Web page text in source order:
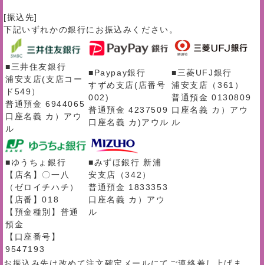
[振込先]
下記いずれかの銀行にお振込みください。
■三井住友銀行
浦安支店(支店コー
ド549）
普通預金 6944065
口座名義 カ）アウ
ル
■Paypay銀行
すずめ支店(店番号
002)
普通預金 4237509
口座名義 カ)アウル
■三菱UFJ銀行
浦安支店（361）
普通預金 0130809
口座名義 カ）アウ
ル
■ゆうちょ銀行
【店名】〇一八
（ゼロイチハチ）
【店番】018
【預金種別】普通
預金
【口座番号】
9547193
■みずほ銀行 新浦
安支店（342）
普通預金 1833353
口座名義 カ）アウ
ル